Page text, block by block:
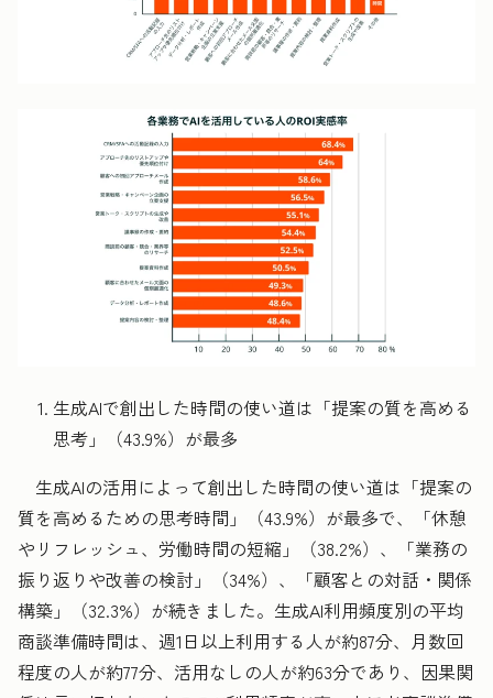
生成AIで創出した時間の使い道は「提案の質を高める
思考」（43.9%）が最多
生成AIの活用によって創出した時間の使い道は「提案の
質を高めるための思考時間」（43.9%）が最多で、「休憩
やリフレッシュ、労働時間の短縮」（38.2%）、「業務の
振り返りや改善の検討」（34%）、「顧客との対話・関係
構築」（32.3%）が続きました。生成AI利用頻度別の平均
商談準備時間は、週1日以上利用する人が約87分、月数回
程度の人が約77分、活用なしの人が約63分であり、因果関